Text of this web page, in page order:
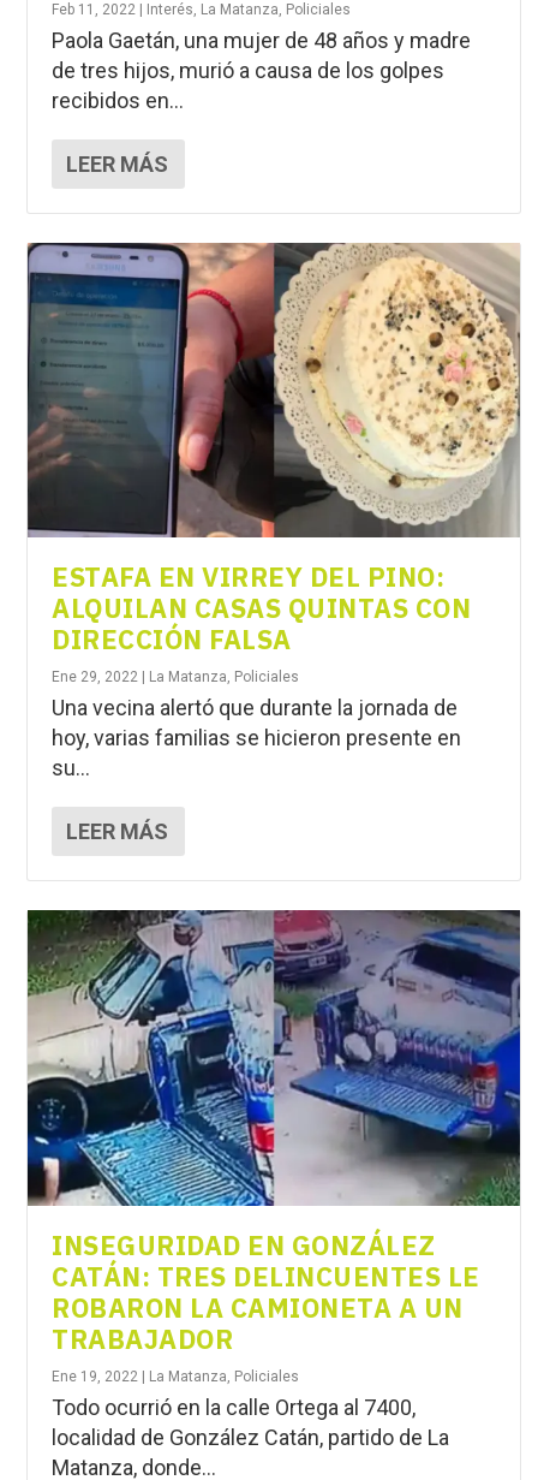
Feb 11, 2022 Interés, La Matanza, Policiales
Paola Gaetán, una mujer de 48 años y madre
de tres hijos, murió a causa de los golpes
recibidos en...
LEER MÁS
ESTAFA EN VIRREY DEL PINO:
ALQUILAN CASAS QUINTAS CON
DIRECCIÓN FALSA
Ene 29, 2022 La Matanza, Policiales
Una vecina alertó que durante la jornada de
hoy, varias familias se hicieron presente en
su...
LEER MÁS
INSEGURIDAD EN GONZÁLEZ
CATÁN: TRES DELINCUENTES LE
ROBARON LA CAMIONETA A UN
TRABAJADOR
Ene 19, 2022 | La Matanza, Policiales
Todo ocurrió en la calle Ortega al 7400,
localidad de González Catán, partido de La
Matanza, donde...